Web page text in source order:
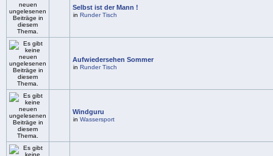
Selbst ist der Mann !
in Runder Tisch
Aufwiedersehen Sommer
in Runder Tisch
Windguru
in Wassersport